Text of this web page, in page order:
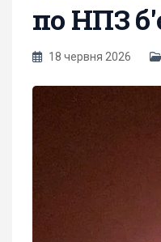
по НПЗ
18 червня 2026